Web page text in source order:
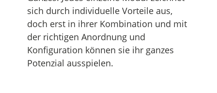
sich durch individuelle Vorteile aus,
doch erst in ihrer Kombination und mit
der richtigen Anordnung und
Konfiguration können sie ihr ganzes
Potenzial ausspielen.